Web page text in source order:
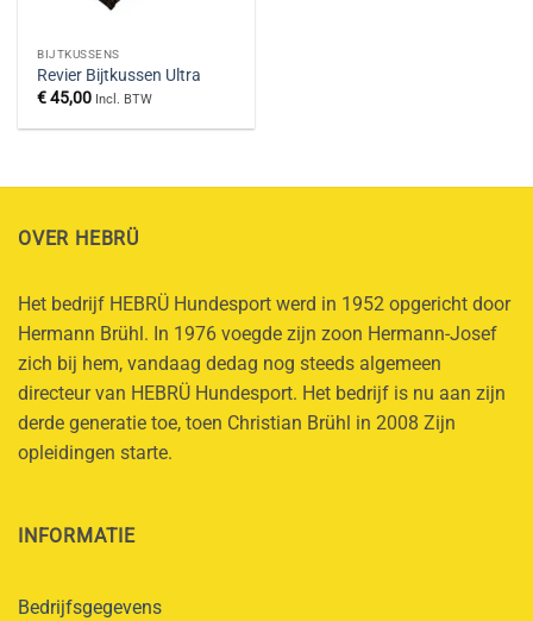
BIJTKUSSENS
Revier Bijtkussen Ultra
€45,00 Incl. BTW
OVER HEBRÜ
Het bedrijf HEBRÜ Hundesport werd in 1952 opgericht door
Hermann Brühl. In 1976 voegde zijn zoon Hermann-Josef
zich bij hem, vandaag dedag nog steeds algemeen
directeur van HEBRÜ Hundesport. Het bedrijf is nu aan zijn
derde generatie toe, toen Christian Brühl in 2008 Zijn
opleidingen starte.
INFORMATIE
Bedrijfsgegevens